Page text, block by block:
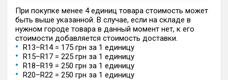
При покупке менее 4 единиц товара стоимость может
быть выше указанной. В случае, если на складе в
нужном городе товара в данный момент нет, к его
стоимости добавляется стоимость доставки.
R13–R14 = 175 грн за 1 единицу
R15–R17 = 225 грн за 1 единицу
R18–R19 = 250 грн за 1 единицу
R20–R22 = 250 грн за 1 единицу